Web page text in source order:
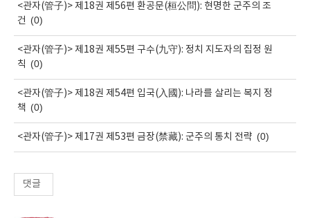
<관자(管子)> 제18권 제56편 환공문(桓公問): 현명한 군주의 조
건 (0)
<관자(管子)> 제18권 제55편 구수(九守): 정치 지도자의 집정 원
칙 (0)
<관자(管子)> 제18권 제54편 입국(入國): 나라를 살리는 복지 정
책 (0)
<관자(管子)> 제17권 제53편 금장(禁藏): 군주의 통치 전략 (0)
댓글